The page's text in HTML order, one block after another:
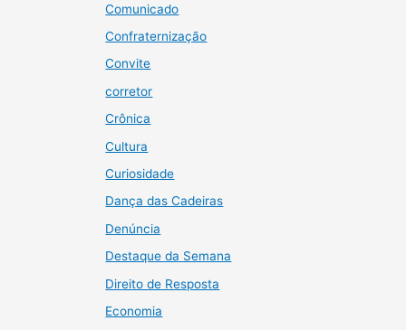
Comunicado
Confraternização
Convite
corretor
Crônica
Cultura
Curiosidade
Dança das Cadeiras
Denúncia
Destaque da Semana
Direito de Resposta
Economia